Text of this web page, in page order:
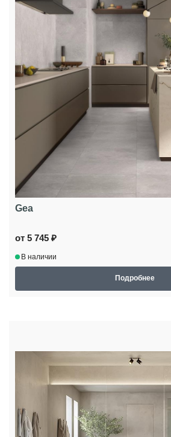
Gea
от 5 745 ₽
В наличии
Подробнее